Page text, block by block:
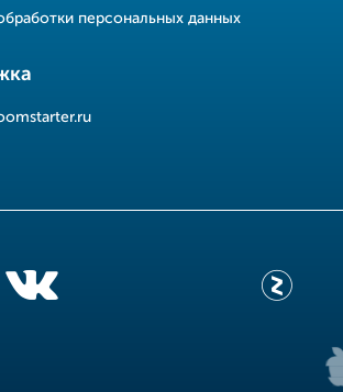
персональных данных